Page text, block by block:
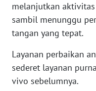
melanjutkan
sambil menunggu
tangan yang tepat.
Layanan perbaikan
sederet layanan
vivo sebelumnya.
WN
MALUKU
WN
MALUT